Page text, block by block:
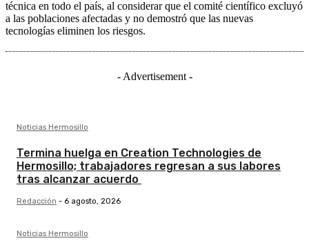
técnica en todo el país, al considerar que el comité científico excluyó
a las poblaciones afectadas y no demostró que las nuevas
tecnologías eliminen los riesgos.
- Advertisement -
Noticias Hermosillo
Termina huelga en Creation Technologies de
Hermosillo; trabajadores regresan a sus labores
tras alcanzar acuerdo
Redacción - 6 agosto, 2026
Noticias Hermosillo